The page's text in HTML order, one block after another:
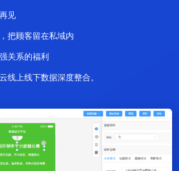
见
把顾客留在私域内
关系的福利
线上线下数据深度整合。